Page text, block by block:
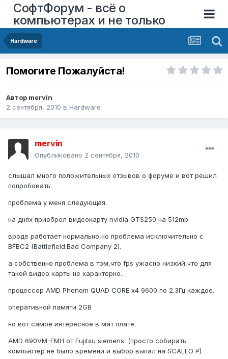
СофтФорум - всё о
компьютерах и не только
Hardware
Помогите Пожалуйста!
Автор mervin
2 сентября, 2010 в Hardware
mervin
Опубликовано 2 сентября, 2010
слышал много положительных отзывов о форуме и вот решил
попробовать.
проблема у меня следующая.
на днях приобрел видеокарту nvidia GTS250 на 512mb.
вроде работает нормально,но проблема исключительно с
BFBC2 (Battlefield:Bad Company 2).
а собственно проблема в том,что fps ужасно низкий,что для
такой видео карты не характерно.
процессор AMD Phenom QUAD CORE x4 9600 по 2.3Гц каждое.
оперативной памяти 2GB
но вот самое интересное в мат плате.
AMD 690VM-FMH от Fujitsu siemens. (просто собирать
компьютер не было времени и выбор выпал на SCALEO P)